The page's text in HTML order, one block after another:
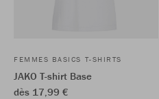
FEMMES BASICS T-SHIRTS
JAKO T-shirt Base
dès 17,99 €